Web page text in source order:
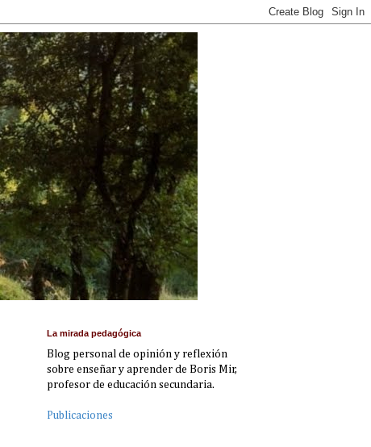
La mirada pedagógica
Blog personal de opinión y reflexión
sobre enseñar y aprender de Boris Mir,
profesor de educación secundaria.
Publicaciones